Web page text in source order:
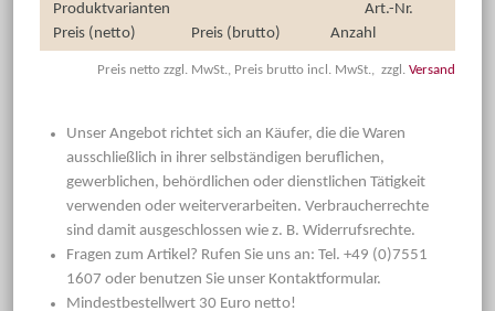
Produktvarianten
Art.-Nr.
Preis (netto)
Preis (brutto) Anzahl
Preis netto zzgl. MwSt., Preis brutto incl. MwSt., zzgl. Versand
Unser Angebot richtet sich an Käufer, die die Waren
ausschließlich in ihrer selbständigen beruflichen,
gewerblichen, behördlichen oder dienstlichen Tätigkeit
verwenden oder weiterverarbeiten. Verbraucherrechte
sind damit ausgeschlossen wie z. B. Widerrufsrechte.
Fragen zum Artikel? Rufen Sie uns an: Tel. +49 (0)7551
1607 oder benutzen Sie unser Kontaktformular.
Mindestbestellwert 30 Euro netto!